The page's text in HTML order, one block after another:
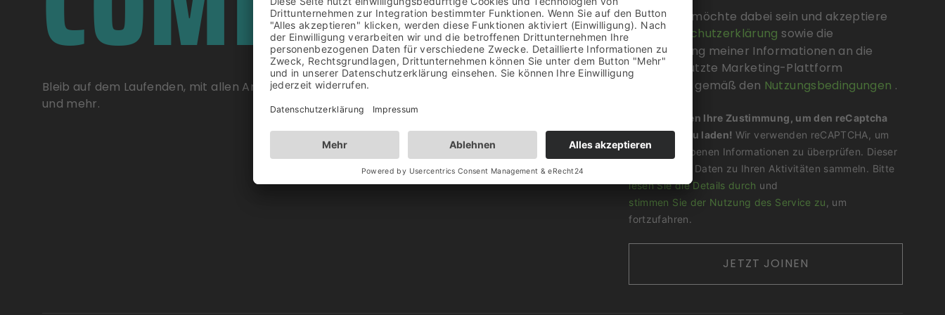
Bleib auf dem Laufenden, mit allen Ankündigungen und Neuigkeiten zum Event, Angeboten
und mehr.
Nice, ich möchte dabei sein und akzeptiere
dieDatenschutzerklärung sowie die
Übermittlung meiner Informationen an die
hierzu genutzte Marketing-Plattform
Sendinblue gemäß den Nutzungsbedingungen .
Wir benötigen Ihre Zustimmung, um den reCaptcha
v3-Service zu laden! Wir verwenden reCAPTCHA, um
Ihre eingegebenen Informationen zu überprüfen. Dieser
Service kann Daten zu Ihren Aktivitäten sammeln. Bitte
lesen Sie die Details durch und
stimmen Sie der Nutzung des Service zu
, um
fortzufahren.
JETZT JOINEN